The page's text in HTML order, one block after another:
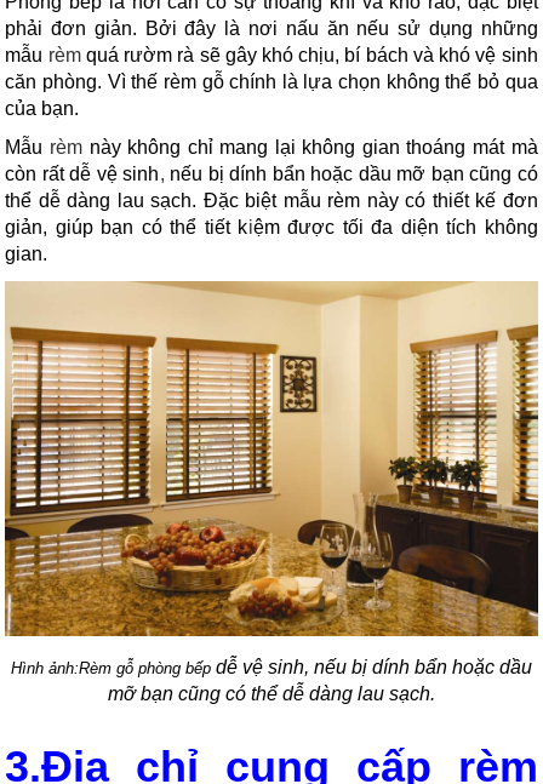
phải đơn giản. Bởi đây là nơi nấu ăn nếu sử dụng những
mẫu rèmquá rườm rà sẽ gây khó chịu, bí bách và khó vệ sinh
căn phòng. Vì thế rèm gỗ chính là lựa chọn không thể bỏ qua
của bạn.
Mẫu rèm này không chỉ mang lại không gian thoáng mát mà
còn rất dễ vệ sinh, nếu bị dính bẩn hoặc dầu mỡ bạn cũng có
thể dễ dàng lau sạch. Đặc biệt mẫu rèm này có thiết kế đơn
giản, giúp bạn có thể tiết kiệm được tối đa diện tích không
gian.
Hình ảnh:Rèm gỗ phòng bếp dễ vệ sinh, nếu bị dính bẩn hoặc dầu
mỡ bạn cũng có thể dễ dàng lau sạch.
3.Địa chỉ cung cấp rèm